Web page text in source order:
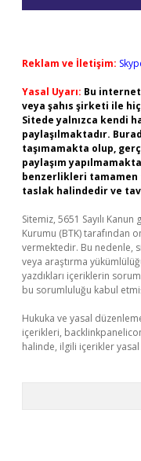
Reklam ve İletişim:
Yasal Uyarı: Bu
veya şahıs şirketi ile
Sitede yalnızca kendi
paylaşılmaktadır.
taşımamakta olup,
paylaşım
benzerlikleri
taslak halindedir ve
Sitemiz, 5651 Sayılı
Kurumu (BTK) tarafından
vermektedir. Bu nedenle,
veya araştırma
yazdıkları içeriklerin
bu sorumluluğu kabul
Hukuka ve yasal
içerikleri,
halinde, ilgili içerikler